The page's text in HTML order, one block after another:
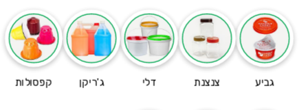
גביע צנצנת דלי ג'ריקן קפסולות